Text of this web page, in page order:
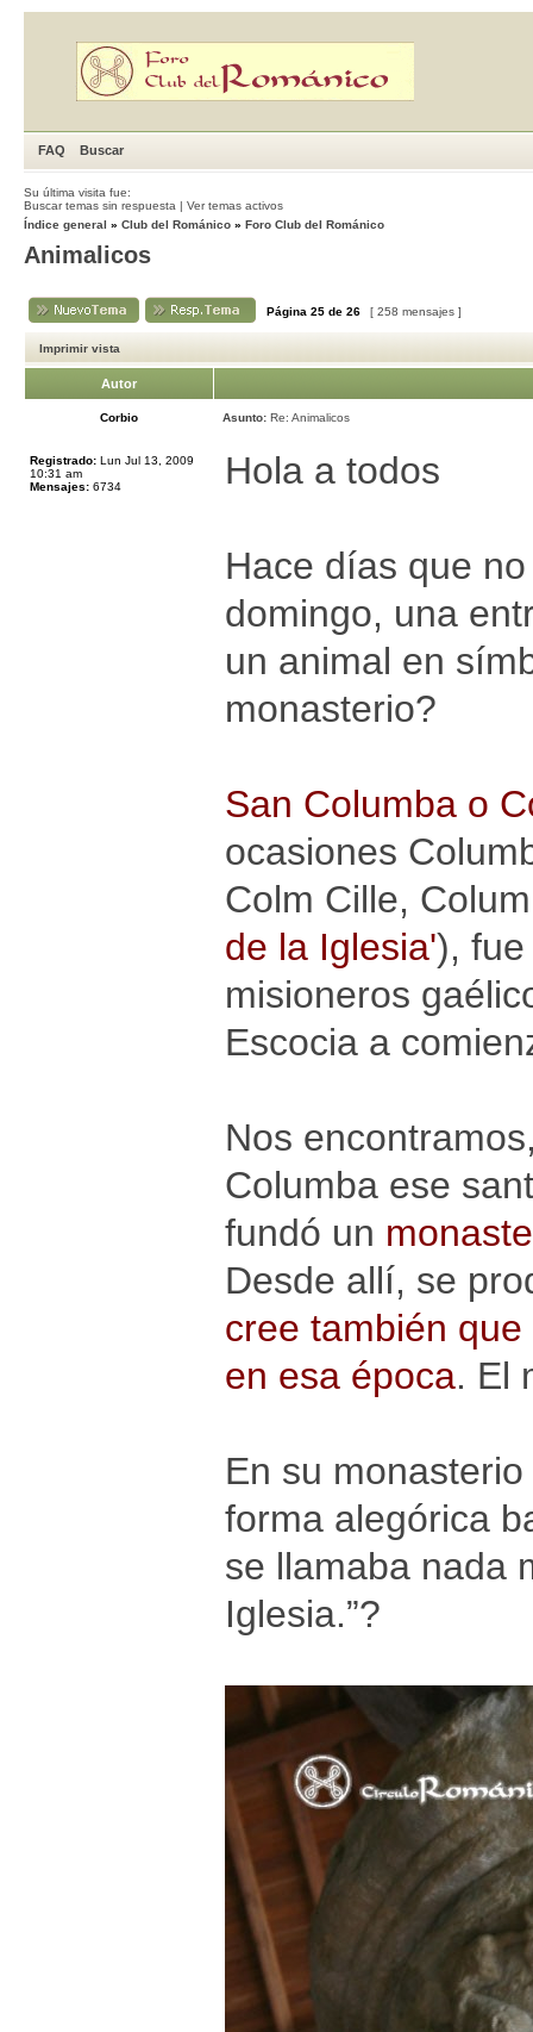
FAQ Buscar
Su última visita fue:
Buscar temas sin respuesta | Ver temas activos
Índice general » Club del Románico » Foro Club del Románico
Animalicos
Página 25 de 26 [ 258 mensajes ]
Imprimir vista
Autor
Corbio Asunto: Re: Animalicos
Registrado: Lun Jul 13, 2009
10:31 am
Mensajes: 6734 Hola a todos
Hace días que
domingo, una
un animal en
monasterio?
San Columba o
ocasiones
Colm Cille,
de la Iglesia'),
misioneros
Escocia a
Nos
Columba ese
fundó un
Desde allí, se
cree también
en esa época. El
En su
forma alegórica
se llamaba nada
Iglesia.”?